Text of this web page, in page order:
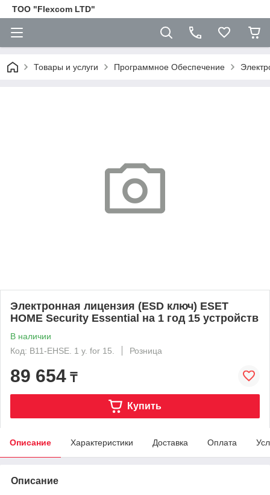
ТОО "Flexcom LTD"
Товары и услуги Программное Обеспечение
Электронная лицензия (ESD ключ) ESET
HOME Security Essential на 1 год 15 устройств
В наличии
Код: B11-EHSE. 1 y. for 15.
Розница
89 654 ₸
Купить
Описание Характеристики Доставка Оплата
Описание